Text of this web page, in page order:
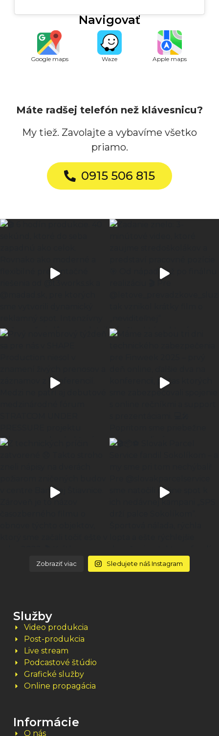
Navigovať
Google maps Waze Apple maps
Máte radšej telefón než klávesnicu?
My tiež. Zavolajte a vybavíme všetko
priamo.
0915 506 815
Zobraziť viac Sledujete náš Instagram
Služby
Video produkcia
Post-produkcia
Live stream
Podcastové štúdio
Grafické služby
Online propagácia
Informácie
O nás